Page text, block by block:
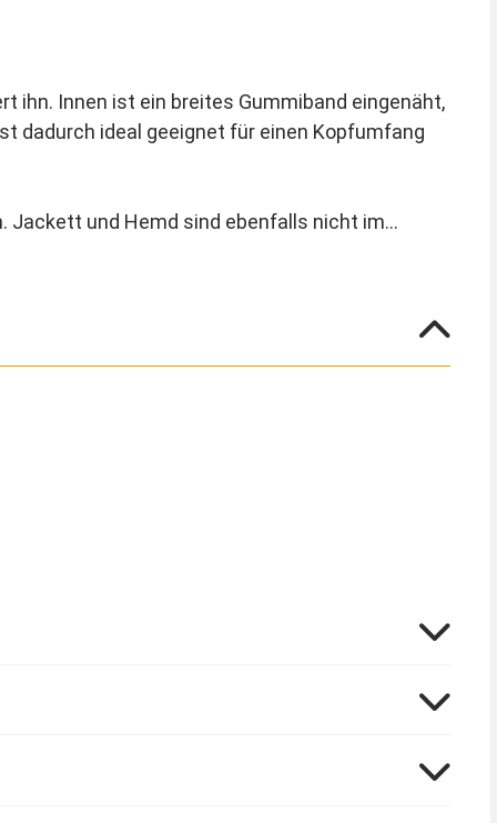
ihn. Innen ist ein breites Gummiband eingenäht,
dadurch ideal geeignet für einen Kopfumfang
Jackett und Hemd sind ebenfalls nicht im